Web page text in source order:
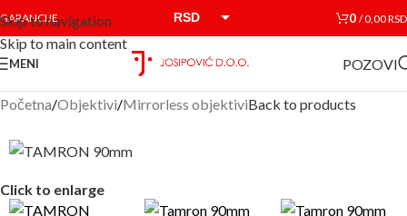
Skip to navigation
Skip to main content
GARANCIJE RSD 0 /0,00RSD
MENI POZOVI
Početna/Objektivi/Mirrorless objektiviBack to products
Click to enlarge